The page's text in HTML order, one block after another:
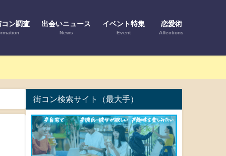
コン調査 出会いニュース
News
イベント特集
Event
恋愛術
Affections
街コン検索サイト（最大手）